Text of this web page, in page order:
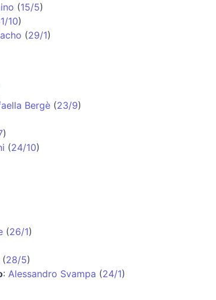
(15/5)
10)
(29/1)
Bergè (23/9)
)
(24/10)
(26/1)
(28/5)
: Alessandro Svampa (24/1)